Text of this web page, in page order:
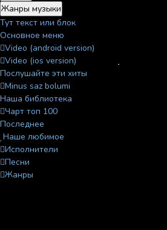
Жанры музыки
Тут текст или блок
Основное меню
Video (android version)
Video (ios version)
Послушайте эти хиты
Minus saz bolumi
Наша библиотека
Чарт топ 100
Последнее
Наше любимое
Исполнители
Песни
Жанры